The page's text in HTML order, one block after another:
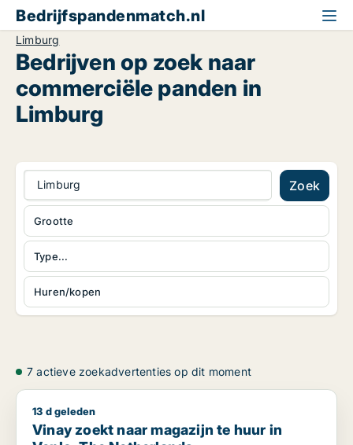
Bedrijfspandenmatch.nl
Limburg
Bedrijven op zoek naar
commerciële panden in
Limburg
Limburg Zoek
Type...
Huren/kopen
Grootte
7 actieve zoekadvertenties op dit moment
Vinay zoekt naar magazijn te huur in Venlo, The Netherlands
13 d geleden
Vinay zoekt naar magazijn te huur in